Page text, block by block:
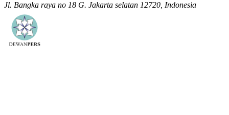
Jl. Bangka raya no 18 G. Jakarta selatan 12720, Indonesia